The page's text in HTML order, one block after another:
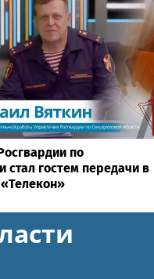
по
стал гостем передачи в